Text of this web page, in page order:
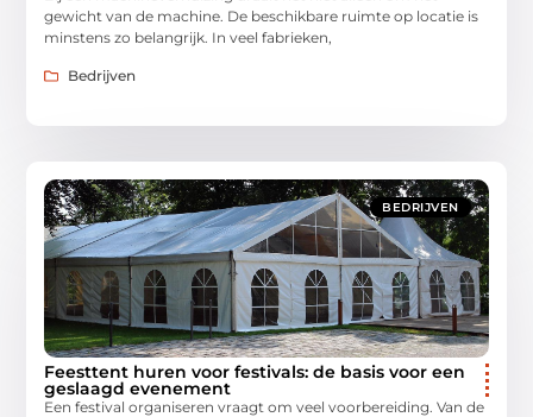
gewicht van de machine. De beschikbare ruimte op locatie is
minstens zo belangrijk. In veel fabrieken,
Bedrijven
BEDRIJVEN
Feesttent huren voor festivals: de basis voor een
geslaagd evenement
Een festival organiseren vraagt om veel voorbereiding. Van de